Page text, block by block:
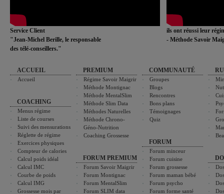
Service Client
"Jean-Michel Berille, le responsable
des télé-conseillers."
ils ont réussi leur
- Méthode Savoir
ACCUEIL
Accueil
COACHING
Menus régime
Liste de courses
Suivi des mensurations
Réglette de régime
Exercices physiques
Compteur de calories
Calcul poids idéal
Calcul IMC
Courbe de poids
Calcul IMG
Grossesse mois par
PREMIUM
Régime Savoir Maigrir
Méthode Montignac
Méthode MentalSlim
Méthode Slim Data
Méthodes Naturelles
Méthode Chrono-
Géno-Nutrition
Coaching Grossesse
FORUM PREMIUM
Forum Savoir Maigrir
Forum Montignac
Forum MentalSlim
Forum SLIM data
COMMUNAUTÉ
Groupes
Blogs
Rencontres
Bons plans
Témoignages
Quiz
FORUM
Forum minceur
Forum cuisine
Forum grossesse
Forum maman bébé
Forum psycho
Forum forme santé